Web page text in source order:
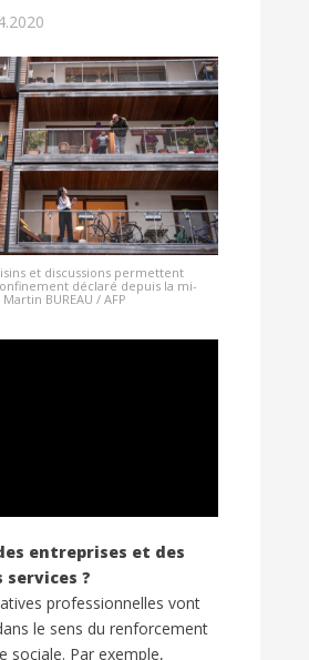
et discussions permettent
déclaré depuis la mi-
BUREAU / AFP
entreprises et des
services ?
professionnelles vont
le sens du renforcement
sociale. Par exemple,